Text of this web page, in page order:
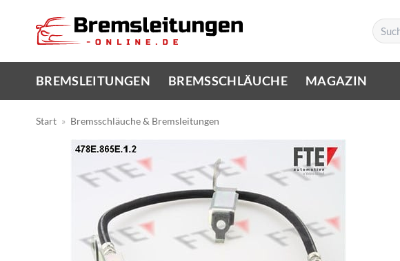
springen
Suchen
nach:
BREMSLEITUNGEN BREMSSCHLÄUCHE MAGAZIN
Start » Bremsschläuche & Bremsleitungen